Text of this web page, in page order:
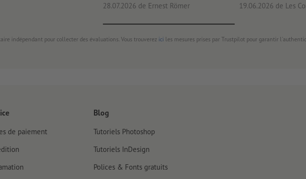
28.07.2026 de Ernest Römer 19.06.2026 de Les
indépendant pour collecter des évaluations. Vous trouverez ici les mesures prises par Trustpilot pour garantir
de paiement
Blog
Tutoriels Photoshop
Tutoriels InDesign
Polices & Fonts gratuits